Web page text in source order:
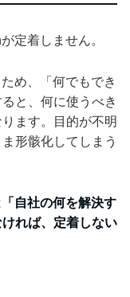
定着しません。
め、「何でもでき
と、何に使うべき
ます。目的が不明
形骸化してしまう
「自社の何を解決す
れば、定着しない